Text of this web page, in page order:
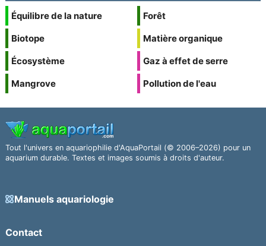
Équilibre de la nature
Biotope
Écosystème
Mangrove
Forêt
Matière organique
Gaz à effet de serre
Pollution de l'eau
Tout l'univers en aquariophilie d'AquaPortail (© 2006–2026) pour un
aquarium durable. Textes et images soumis à droits d'auteur.
Manuels aquariologie
Contact